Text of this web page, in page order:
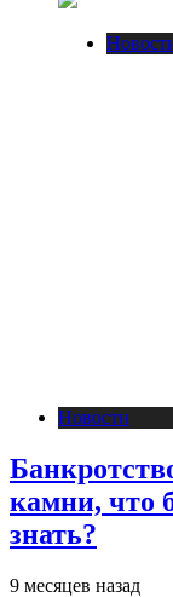
Новости
камни, что
знать?
9 месяцев назад